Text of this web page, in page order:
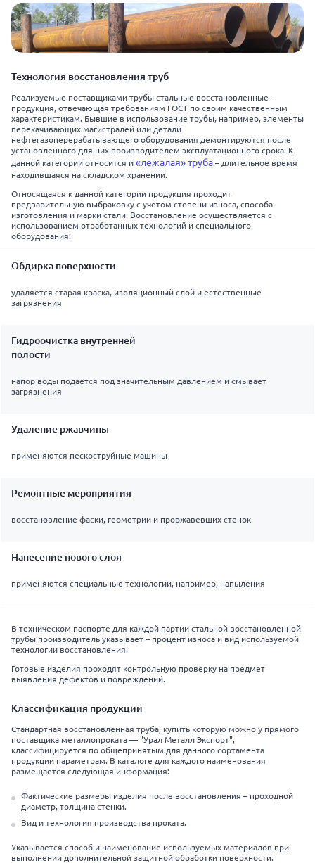
Технология восстановления труб
Реализуемые поставщиками трубы стальные восстановленные –
продукция, отвечающая требованиям ГОСТ по своим качественным
характеристикам. Бывшие в использование трубы, например, элементы
перекачивающих магистралей или детали
нефтегазоперерабатывающего оборудования демонтируются после
установленного для них производителем эксплуатационного срока. К
данной категории относится и «лежалая» труба – длительное время
находившаяся на складском хранении.
Относящаяся к данной категории продукция проходит
предварительную выбраковку с учетом степени износа, способа
изготовления и марки стали. Восстановление осуществляется с
использованием отработанных технологий и специального
оборудования:
Обдирка поверхности
удаляется старая краска, изоляционный слой и естественные
загрязнения
Гидроочистка внутренней
полости
напор воды подается под значительным давлением и смывает
загрязнения
Удаление ржавчины
применяются пескоструйные машины
Ремонтные мероприятия
восстановление фаски, геометрии и проржавевших стенок
Нанесение нового слоя
применяются специальные технологии, например, напыления
В техническом паспорте для каждой партии стальной восстановленной
трубы производитель указывает – процент износа и вид используемой
технологии восстановления.
Готовые изделия проходят контрольную проверку на предмет
выявления дефектов и повреждений.
Классификация продукции
Стандартная восстановленная труба, купить которую можно у прямого
поставщика металлопроката — "Урал Металл Экспорт",
классифицируется по общепринятым для данного сортамента
продукции параметрам. В каталоге для каждого наименования
размещается следующая информация:
Фактические размеры изделия после восстановления – проходной
диаметр, толщина стенки.
Вид и технология производства проката.
Указывается способ и наименование используемых материалов при
выполнении дополнительной защитной обработки поверхности.